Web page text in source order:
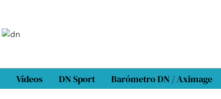
Vídeos DN Sport Barómetro DN / Aximage